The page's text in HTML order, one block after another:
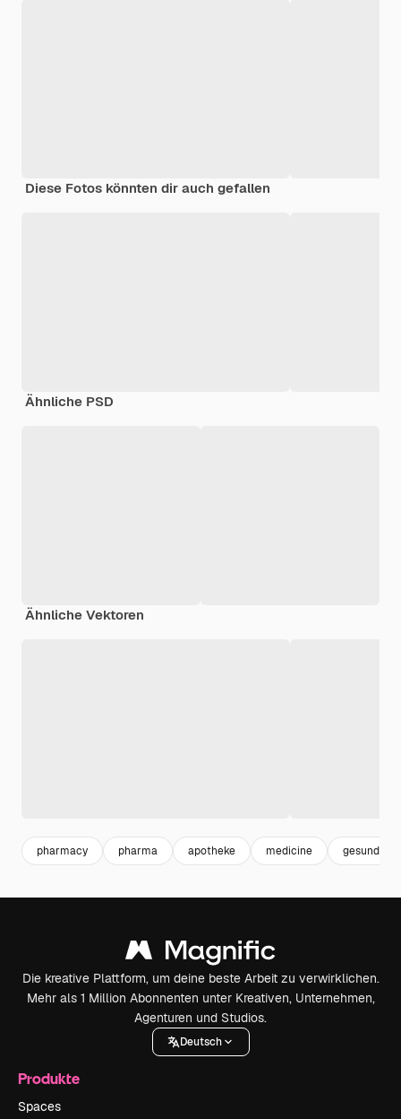
Diese Fotos könnten dir auch gefallen
Ähnliche PSD
Ähnliche Vektoren
pharmacy pharma apotheke medicine gesundheit
Die kreative Plattform, um deine beste Arbeit zu verwirklichen.
Mehr als 1 Million Abonnenten unter Kreativen, Unternehmen,
Agenturen und Studios.
Deutsch
Produkte
Spaces